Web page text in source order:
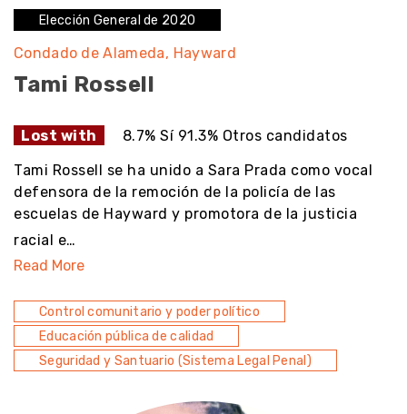
Elección General de 2020
Condado de Alameda Hayward
Tami Rossell
Lost with 8.7% Sí 91.3% Otros candidatos
Tami Rossell se ha unido a Sara Prada como vocal
defensora de la remoción de la policía de las
escuelas de Hayward y promotora de la justicia
racial e…
Read More
Control comunitario y poder político
Educación pública de calidad
Seguridad y Santuario (Sistema Legal Penal)